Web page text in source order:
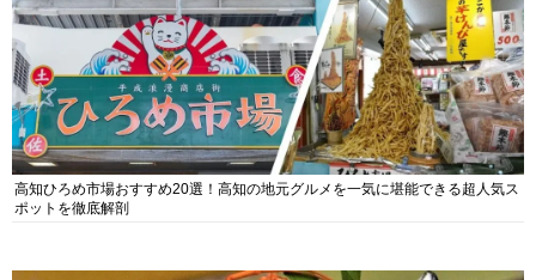
高知ひろめ市場おすすめ20選！高知の地元グルメを一気に堪能できる超人気ス
ポットを徹底解剖